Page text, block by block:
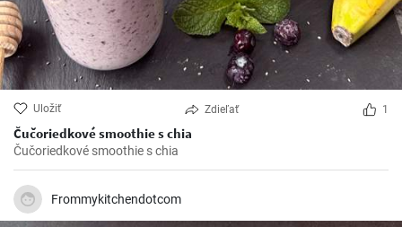
Uložiť Zdieľať 1
Čučoriedkové smoothie s chia
Čučoriedkové smoothie s chia
Frommykitchendotcom